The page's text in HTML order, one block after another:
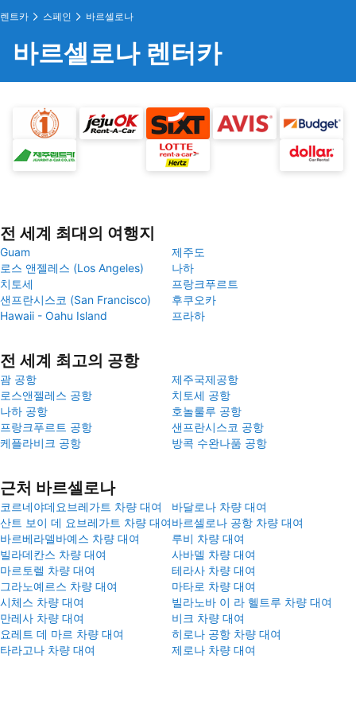
렌트카 스페인 바르셀로나
바르셀로나 렌터카
전 세계 최대의 여행지
Guam
제주도
로스 앤젤레스 (Los Angeles)
나하
치토세
프랑크푸르트
샌프란시스코 (San Francisco)
후쿠오카
Hawaii - Oahu Island
프라하
전 세계 최고의 공항
괌 공항
제주국제공항
로스앤젤레스 공항
치토세 공항
나하 공항
호놀룰루 공항
프랑크푸르트 공항
샌프란시스코 공항
케플라비크 공항
방콕 수완나품 공항
근처 바르셀로나
코르네야데요브레가트 차량 대여
바달로나 차량 대여
산트 보이 데 요브레가트 차량 대여바르셀로나 공항 차량 대여
바르베라델바예스 차량 대여
루비 차량 대여
빌라데칸스 차량 대여
사바델 차량 대여
마르토렐 차량 대여
테라사 차량 대여
그라노예르스 차량 대여
마타로 차량 대여
시체스 차량 대여
빌라노바 이 라 헬트루 차량 대여
만레사 차량 대여
비크 차량 대여
요레트 데 마르 차량 대여
히로나 공항 차량 대여
타라고나 차량 대여
제로나 차량 대여